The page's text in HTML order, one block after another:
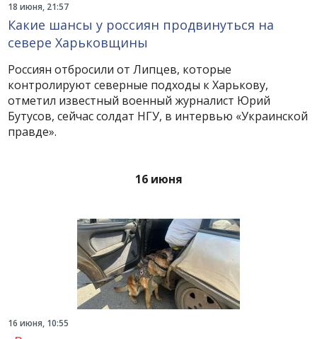
18 июня, 21:57
Какие шансы у россиян продвинуться на
севере Харьковщины
Россиян отбросили от Липцев, которые
контролируют северные подходы к Харькову,
отметил известный военный журналист Юрий
Бутусов, сейчас солдат НГУ, в интервью «Украинской
правде».
16 июня
16 июня, 10:55